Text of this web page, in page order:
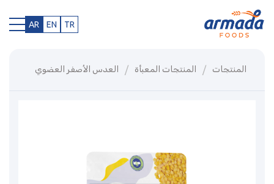
TR
EN
AR
المنتجات المنتجات المعبأة العدس الأصفر العضوي